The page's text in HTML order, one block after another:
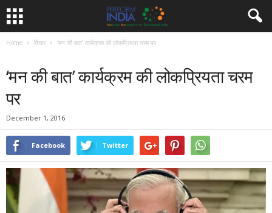
Home विचार ‘मन की बात’ कार्यक्रम की लोकप्रियता चरम पर
‘मन की बात’ कार्यक्रम की लोकप्रियता चरम
पर
December 1, 2016
Facebook Twitter